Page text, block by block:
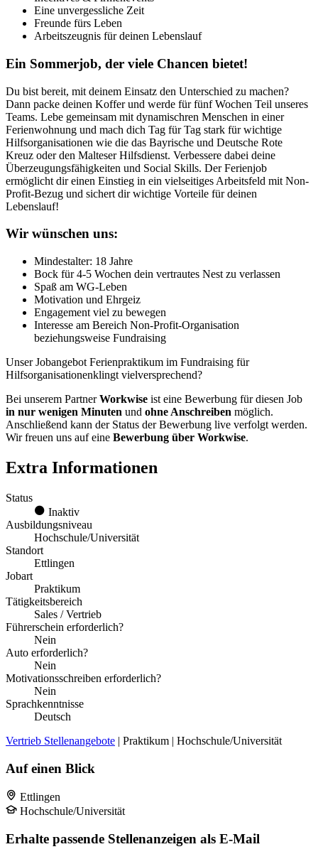
Eine unvergessliche Zeit
Freunde fürs Leben
Arbeitszeugnis für deinen Lebenslauf
Ein Sommerjob, der viele Chancen bietet!
Du bist bereit, mit deinem Einsatz den Unterschied zu machen?
Dann packe deinen Koffer und werde für fünf Wochen Teil unseres
Teams. Lebe gemeinsam mit dynamischren Menschen in einer
Ferienwohnung und mach dich Tag für Tag stark für wichtige
Hilfsorganisationen wie die das Bayrische und Deutsche Rote
Kreuz oder den Malteser Hilfsdienst. Verbessere dabei deine
Überzeugungsfähigkeiten und Social Skills. Der Ferienjob
ermöglicht dir einen Einstieg in ein vielseitiges Arbeitsfeld mit Non-
Profit-Bezug und sichert dir wichtige Vorteile für deinen
Lebenslauf!
Wir wünschen uns:
Mindestalter: 18 Jahre
Bock für 4-5 Wochen dein vertrautes Nest zu verlassen
Spaß am WG-Leben
Motivation und Ehrgeiz
Engagement viel zu bewegen
Interesse am Bereich Non-Profit-Organisation
beziehungsweise Fundraising
Unser Jobangebot Ferienpraktikum im Fundraising für
Hilfsorganisationenklingt vielversprechend?
Bei unserem PartnerWorkwise ist eine Bewerbung für diesen Job
in nur wenigen Minuten und ohne Anschreiben möglich.
Anschließend kann der Status der Bewerbung live verfolgt werden.
Wir freuen uns auf eine Bewerbung über Workwise.
Extra Informationen
Status
Inaktiv
Ausbildungsniveau
Hochschule/Universität
Standort
Ettlingen
Jobart
Praktikum
Tätigkeitsbereich
Sales / Vertrieb
Führerschein erforderlich?
Nein
Auto erforderlich?
Nein
Motivationsschreiben erforderlich?
Nein
Sprachkenntnisse
Deutsch
Vertrieb Stellenangebote | Praktikum | Hochschule/Universität
Auf einen Blick
Ettlingen
Hochschule/Universität
Erhalte passende Stellenanzeigen als E-Mail